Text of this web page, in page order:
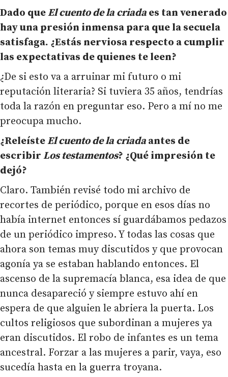
Dado queEl cuento de la criada es tan venerado
hay una presión inmensa para que la secuela
satisfaga. ¿Estás nerviosa respecto a cumplir
las expectativas de quienes te leen?
¿De si esto va a arruinar mi futuro o mi
reputación literaria? Si tuviera 35 años, tendrías
toda la razón en preguntar eso. Pero a mí no me
preocupa mucho.
¿ReleísteEl cuento de la criada antes de
escribir Los testamentos? ¿Qué impresión te
dejó?
Claro. También revisé todo mi archivo de
recortes de periódico, porque en esos días no
había internet entonces sí guardábamos pedazos
de un periódico impreso. Y todas las cosas que
ahora son temas muy discutidos y que provocan
agonía ya se estaban hablando entonces. El
ascenso de la supremacía blanca, esa idea de que
nunca desapareció y siempre estuvo ahí en
espera de que alguien le abriera la puerta. Los
cultos religiosos que subordinan a mujeres ya
eran discutidos. El robo de infantes es un tema
ancestral. Forzar a las mujeres a parir, vaya, eso
sucedía hasta en la guerra troyana.